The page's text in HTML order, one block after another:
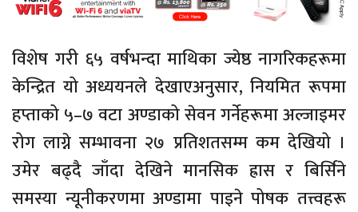
विशेष गरी ६५ वर्षभन्दा माथिका ज्येष्ठ नागरिकहरूमा
केन्द्रित यो अध्ययनले देखाएअनुसार, नियमित रूपमा
हप्ताको ५–७ वटा अण्डाको सेवन गर्नेहरूमा अल्जाइमर
रोग लाग्ने सम्भावना २७ प्रतिशतसम्म कम देखियो ।
उमेर बढ्दै जाँदा देखिने मानसिक ह्रास र बिर्सिने
समस्या न्यूनीकरणमा अण्डामा पाइने पोषक तत्त्वहरू